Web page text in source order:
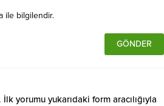
ile bilgilendir.
yorumu yukarıdaki form aracılığıyla